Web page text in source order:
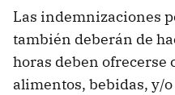
Las indemnizaciones
también deberán de
horas deben ofrecerse
alimentos, bebidas, y/